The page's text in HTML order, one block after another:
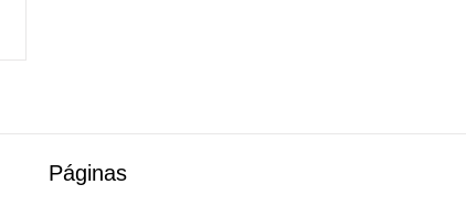
Páginas